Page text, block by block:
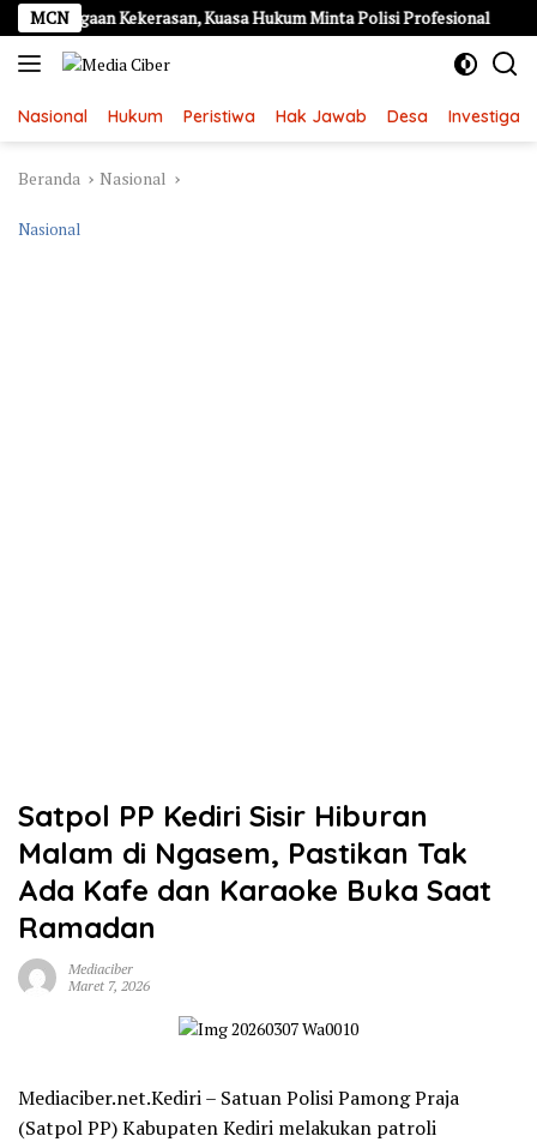
Langsung
ke
konten
MCN
Dugaan Kekerasan, Kuasa Hukum Minta Polisi Profesional
Nasional Hukum Peristiwa Hak Jawab Desa Investigasi
Beranda Nasional
Nasional
Satpol PP Kediri Sisir Hiburan
Malam di Ngasem, Pastikan Tak
Ada Kafe dan Karaoke Buka Saat
Ramadan
Mediaciber
Maret 7, 2026
Mediaciber.net.Kediri – Satuan Polisi Pamong Praja
(Satpol PP) Kabupaten Kediri melakukan patroli